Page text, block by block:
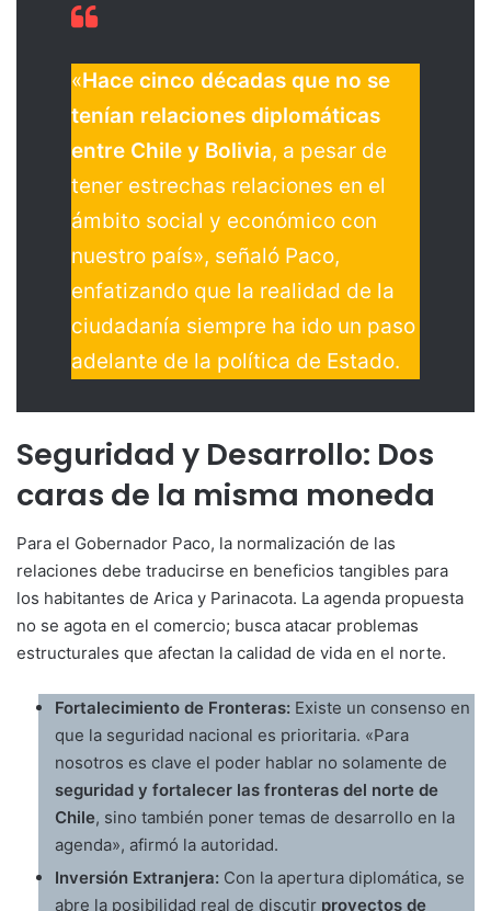
«Hace cinco décadas que no se
tenían relaciones diplomáticas
entre Chile y Bolivia, a pesar de
tener estrechas relaciones en el
ámbito social y económico con
nuestro país», señaló Paco,
enfatizando que la realidad de la
ciudadanía siempre ha ido un paso
adelante de la política de Estado.
Seguridad y Desarrollo: Dos
caras de la misma moneda
Para el Gobernador Paco, la normalización de las
relaciones debe traducirse en beneficios tangibles para
los habitantes de Arica y Parinacota. La agenda propuesta
no se agota en el comercio; busca atacar problemas
estructurales que afectan la calidad de vida en el norte.
Fortalecimiento de Fronteras: Existe un consenso en
que la seguridad nacional es prioritaria. «Para
nosotros es clave el poder hablar no solamente de
seguridad y fortalecer las fronteras del norte de
Chile, sino también poner temas de desarrollo en la
agenda», afirmó la autoridad.
Inversión Extranjera: Con la apertura diplomática, se
abre la posibilidad real de discutir proyectos de